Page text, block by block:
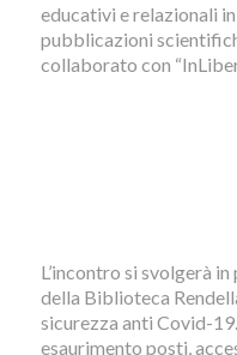
educativi e relazionali
pubblicazioni
collaborato con
L’incontro si svolgerà
della Biblioteca
sicurezza anti Covid-
esaurimento posti,